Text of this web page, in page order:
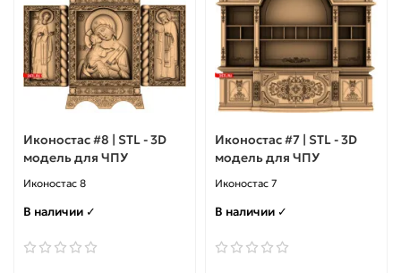
Декор
Декор угловой
Иконостасы
Иконы
Капители
Кресты
Монограммы
Слова
Топперы
Часы
Иконостас #8 | STL - 3D
модель для ЧПУ
Иконостас 8
В наличии ✓
Иконостас #7 | STL - 3D
модель для ЧПУ
Иконостас 7
В наличии ✓